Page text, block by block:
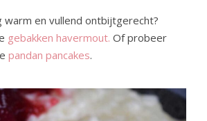
warm en vullend ontbijtgerecht?
gebakken havermout. Of probeer
pandan pancakes.